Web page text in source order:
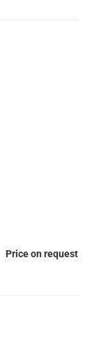
Price on request